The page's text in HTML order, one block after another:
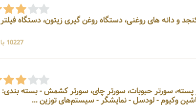
روغن کشی کنجد و دانه های روغنی، دستگاه روغن گیری زیتون، دستگاه فیلتر
10227 بازدید
پسته، سورتر حبوبات، سورتر چای، سورتر کشمش - بسته بندی:
وکیوم - لودسل - نمایشگر - سیستم‌های توزین ...